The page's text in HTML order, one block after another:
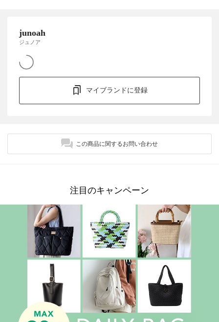
junoah
ジュノア
マイブランドに登録
この商品に関するお問い合わせ
注目のキャンペーン